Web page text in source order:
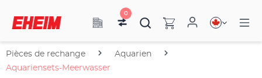
0
Pièces de rechange
Aquarien
Aquariensets-Meerwasser